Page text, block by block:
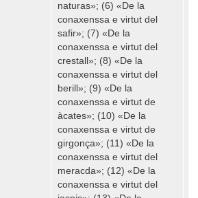
naturas»; (6) «De la
conaxenssa e virtut del
safir»; (7) «De la
conaxenssa e virtut del
crestall»; (8) «De la
conaxenssa e virtut del
berill»; (9) «De la
conaxenssa e virtut de
àcates»; (10) «De la
conaxenssa e virtut de
girgonça»; (11) «De la
conaxenssa e virtut del
meracda»; (12) «De la
conaxenssa e virtut del